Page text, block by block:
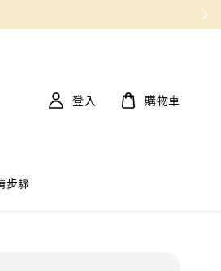
步驟
登入 購物車